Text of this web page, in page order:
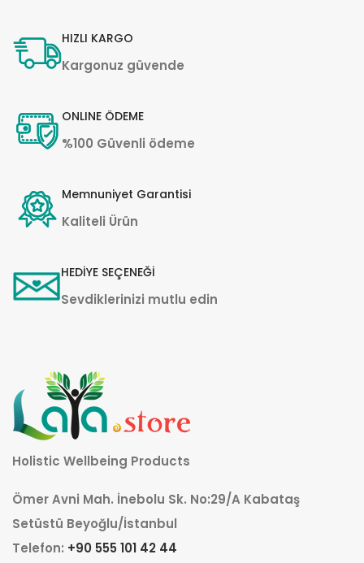
HIZLI KARGO
Kargonuz güvende
ONLINE ÖDEME
%100 Güvenli ödeme
Memnuniyet Garantisi
Kaliteli Ürün
HEDİYE SEÇENEĞİ
Sevdiklerinizi mutlu edin
Holistic Wellbeing Products
Ömer Avni Mah. İnebolu Sk. No:29/A Kabataş
Setüstü Beyoğlu/İstanbul
Telefon: +90 555 101 42 44